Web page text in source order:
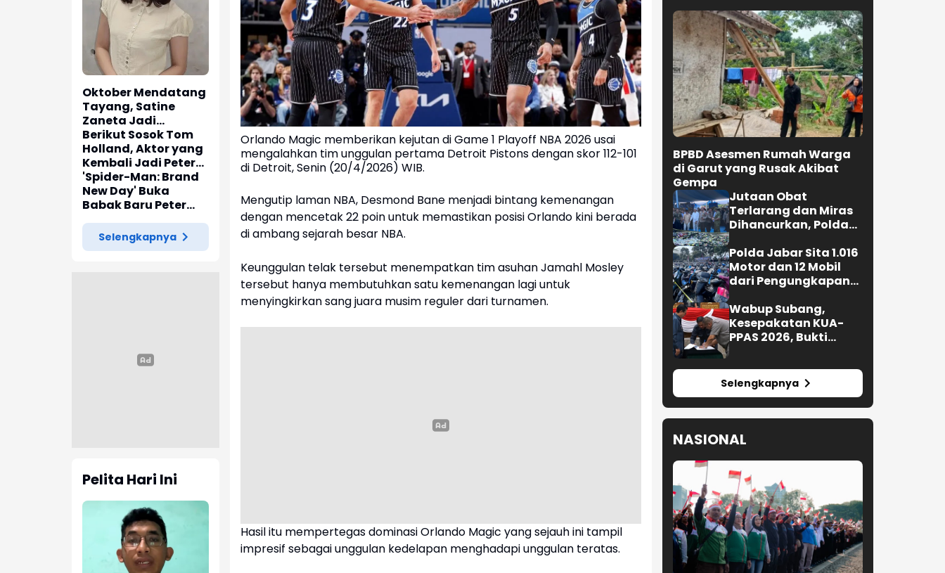
Oktober Mendatang
Tayang, Satine
Zaneta Jadi
Pemeran Utama Film
Siti Si Vampir
Berikut Sosok Tom
Holland, Aktor yang
Kembali Jadi Peter
Parker di 'Spider-
Man: Brand New Day'
'Spider-Man: Brand
New Day' Buka
Babak Baru Peter
Parker di Marvel
Cinematic Universe
Selengkapnya
Pelita Hari Ini
Orlando Magic memberikan kejutan di Game 1 Playoff NBA 2026 usai
mengalahkan tim unggulan pertama Detroit Pistons dengan skor 112-101
di Detroit, Senin (20/4/2026) WIB.
Mengutip laman NBA, Desmond Bane menjadi bintang kemenangan
dengan mencetak 22 poin untuk memastikan posisi Orlando kini berada
di ambang sejarah besar NBA.
Keunggulan telak tersebut menempatkan tim asuhan Jamahl Mosley
tersebut hanya membutuhkan satu kemenangan lagi untuk
menyingkirkan sang juara musim reguler dari turnamen.
Hasil itu mempertegas dominasi Orlando Magic yang sejauh ini tampil
impresif sebagai unggulan kedelapan menghadapi unggulan teratas.
BPBD Asesmen Rumah Warga
di Garut yang Rusak Akibat
Gempa
Jutaan Obat
Terlarang dan Miras
Dihancurkan, Polda
Tersangka
Polda Jabar Sita 1.016
Motor dan 12 Mobil
dari Pengungkapan
Wabup Subang,
Kesepakatan KUA-
PPAS 2026, Bukti
Legislatif
Selengkapnya
NASIONAL